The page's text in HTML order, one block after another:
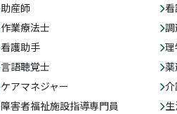
助産師
作業療法士
看護助手
言語聴覚士
ケアマネジャー
障害者福祉施設指導専門員
生